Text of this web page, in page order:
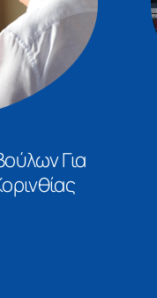
Για